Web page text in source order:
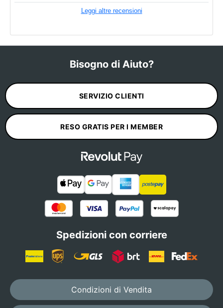
Leggi altre recensioni
Bisogno di Aiuto?
SERVIZIO CLIENTI
RESO GRATIS PER I MEMBER
Spedizioni con corriere
Condizioni di Vendita